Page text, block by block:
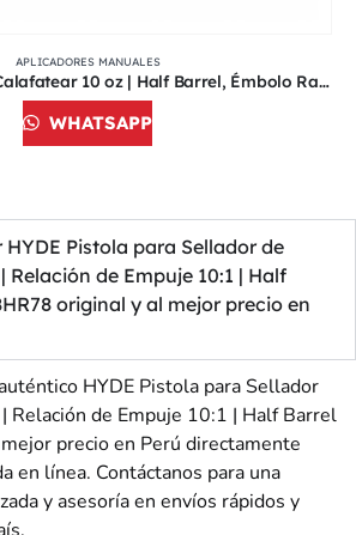
APLICADORES MANUALES
HYDE Pistola para Calafatear 10 oz | Half Barrel, Émbolo Ratchet Rod, Plata | 38HR80
WHATSAPP
Pistola para Sellador de
Relación de Empuje 10:1 | Half
original y al mejor precio en
HYDE Pistola para Sellador
Relación de Empuje 10:1 | Half Barrel
precio en Perú directamente
en línea. Contáctanos para una
y asesoría en envíos rápidos y